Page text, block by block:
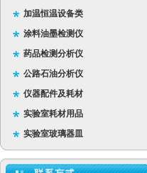
加温恒温设备类
涂料油墨检测仪
药品检测分析仪
公路石油分析仪
仪器配件及耗材
实验室耗材用品
实验室玻璃器皿